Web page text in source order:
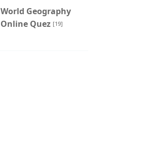
World Geography
Online Quez [19]